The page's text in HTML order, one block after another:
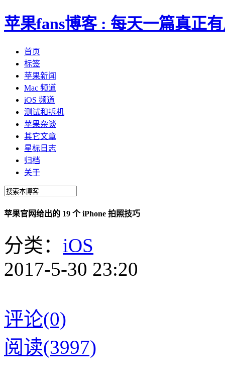
苹果fans博客 : 每天一篇真正
首页
标签
苹果新闻
Mac 频道
iOS 频道
测试和拆机
苹果杂谈
其它文章
星标日志
归档
关于
苹果官网给出的 19 个 iPhone 拍照技巧
分类： iOS
2017-5-30 23:20
评论(0)
阅读(3997)